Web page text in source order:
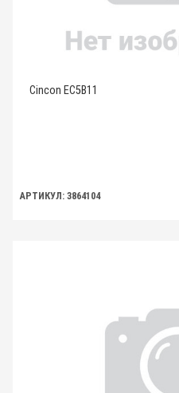
Cincon EC5B11
АРТИКУЛ: 3864104